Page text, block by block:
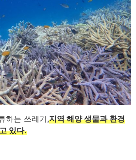
하는 쓰레기,지역 해양 생물과 환경
있다.